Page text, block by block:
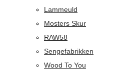
Lammeuld
Mosters Skur
RAW58
Sengefabrikken
Wood To You